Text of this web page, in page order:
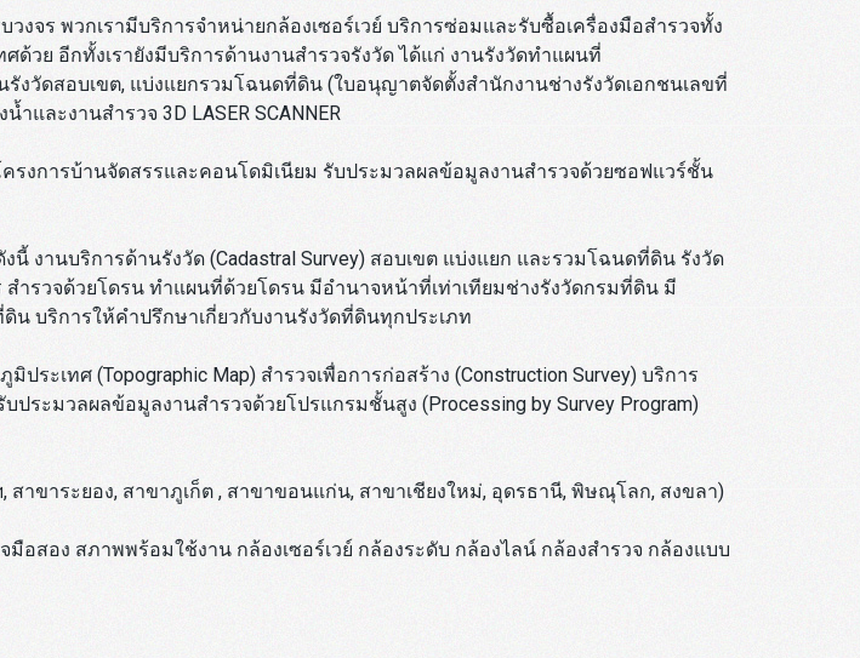
งจร พวกเรามีบริการจำหน่ายกล้องเซอร์เวย์ บริการซ่อมและรับซื้อเครื่องมือสำรวจทั้ง
วย อีกทั้งเรายังมีบริการด้านงานสำรวจรังวัด ได้แก่ งานรังวัดทำแผนที่
รังวัดสอบเขต, แบ่งแยกรวมโฉนดที่ดิน (ใบอนุญาตจัดตั้งสำนักงานช่างรังวัดเอกชนเลขที่
และงานสำรวจ 3D LASER SCANNER
งการบ้านจัดสรรและคอนโดมิเนียม รับประมวลผลข้อมูลงานสำรวจด้วยซอฟแวร์ชั้น
งานบริการด้านรังวัด (Cadastral Survey) สอบเขต แบ่งแยก และรวมโฉนดที่ดิน รังวัด
รวจด้วยโดรน ทำแผนที่ด้วยโดรน มีอำนาจหน้าที่เท่าเทียมช่างรังวัดกรมที่ดิน มี
น บริการให้คำปรึกษาเกี่ยวกับงานรังวัดที่ดินทุกประเภท
ระเทศ (Topographic Map) สำรวจเพื่อการก่อสร้าง (Construction Survey) บริการ
ะมวลผลข้อมูลงานสำรวจด้วยโปรแกรมชั้นสูง (Processing by Survey Program)
าขาระยอง, สาขาภูเก็ต , สาขาขอนแก่น, สาขาเชียงใหม่, อุดรธานี, พิษณุโลก, สงขลา)
มือสอง สภาพพร้อมใช้งาน กล้องเซอร์เวย์ กล้องระดับ กล้องไลน์ กล้องสำรวจ กล้องแบบ